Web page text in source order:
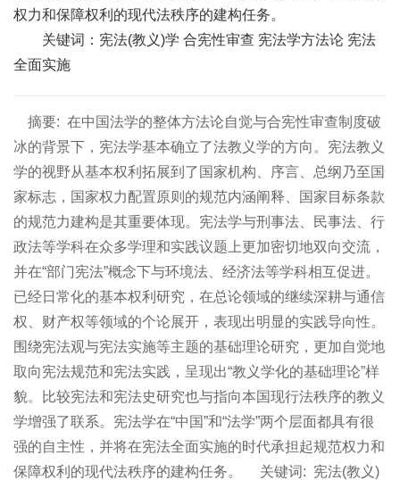
权力和保障权利的现代法秩序的建构任务。
关键词：宪法(教义)学 合宪性审查 宪法学方法论 宪法
全面实施
摘要: 在中国法学的整体方法论自觉与合宪性审查制度破
冰的背景下，宪法学基本确立了法教义学的方向。宪法教义
学的视野从基本权利拓展到了国家机构、序言、总纲乃至国
家标志，国家权力配置原则的规范内涵阐释、国家目标条款
的规范力建构是其重要体现。宪法学与刑事法、民事法、行
政法等学科在众多学理和实践议题上更加密切地双向交流，
并在“部门宪法”概念下与环境法、经济法等学科相互促进。
已经日常化的基本权利研究，在总论领域的继续深耕与通信
权、财产权等领域的个论展开，表现出明显的实践导向性。
围绕宪法观与宪法实施等主题的基础理论研究，更加自觉地
取向宪法规范和宪法实践，呈现出“教义学化的基础理论”样
貌。比较宪法和宪法史研究也与指向本国现行法秩序的教义
学增强了联系。宪法学在“中国”和“法学”两个层面都具有很
强的自主性，并将在宪法全面实施的时代承担起规范权力和
保障权利的现代法秩序的建构任务。
关键词: 宪法(教义)